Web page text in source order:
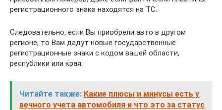
регистрационного знака находятся на ТС.
Следовательно, если Вы приобрели авто в другом
регионе, то Вам дадут новые государственные
регистрационные знаки с кодом вашей области,
республики или края.
Читайте также: Какие плюсы и минусы есть у
вечного учета автомобиля и что это за статус